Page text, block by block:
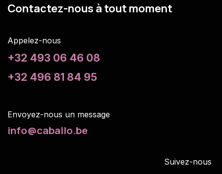
Contactez-nous à tout moment
Appelez-nous
+32 493 06 46 08
+32 496 81 84 95
Envoyez-nous un message
info@caballo.be
Suivez-nous